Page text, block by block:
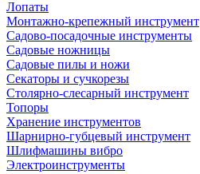
Лопаты
Монтажно-крепежный инструмент
Садово-посадочные инструменты
Садовые ножницы
Садовые пилы и ножи
Секаторы и сучкорезы
Столярно-слесарный инструмент
Топоры
Хранение инструментов
Шарнирно-губцевый инструмент
Шлифмашины вибро
Электроинструменты